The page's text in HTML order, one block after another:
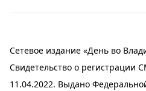
Сетевое издание «День во
Свидетельство о
11.04.2022. Выдано